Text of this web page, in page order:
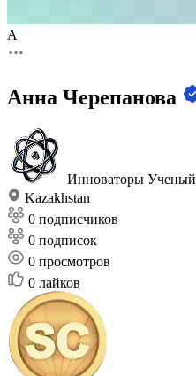
А
Анна Черепанова
Инноваторы Ученый
Kazakhstan
0 подписчиков
0 подписок
0 просмотров
0 лайков